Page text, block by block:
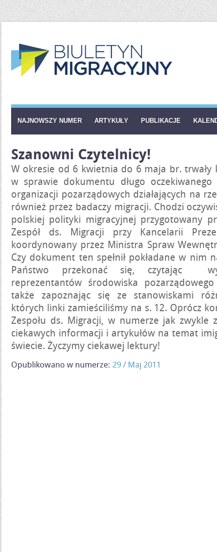
NAJNOWSZY NUMER ARTYKUŁY PUBLIKACJE
Szanowni Czytelnicy!
W okresie od 6 kwietnia do 6 maja br. trwały
w sprawie dokumentu długo oczekiwanego
organizacji pozarządowych działających na
również przez badaczy migracji. Chodzi
polskiej polityki migracyjnej przygotowany
Zespół ds. Migracji przy Kancelarii
koordynowany przez Ministra Spraw
Czy dokument ten spełnił pokładane w nim
Państwo przekonać się, czytając
reprezentantów środowiska
także zapoznając się ze stanowiskami
których linki zamieściliśmy na s. 12. Oprócz
Zespołu ds. Migracji, w numerze jak zwykle
ciekawych informacji i artykułów na temat
świecie. Życzymy ciekawej lektury!
Opublikowano w numerze: 29 / Maj 2011